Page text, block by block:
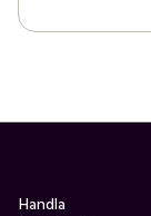
Handla